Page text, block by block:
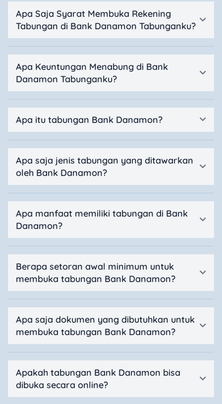
Apa Saja Syarat Membuka Rekening
Tabungan di Bank Danamon Tabunganku?
Apa Keuntungan Menabung di Bank
Danamon Tabunganku?
Apa itu tabungan Bank Danamon?
Apa saja jenis tabungan yang ditawarkan
oleh Bank Danamon?
Apa manfaat memiliki tabungan di Bank
Danamon?
Berapa setoran awal minimum untuk
membuka tabungan Bank Danamon?
Apa saja dokumen yang dibutuhkan untuk
membuka tabungan Bank Danamon?
Apakah tabungan Bank Danamon bisa
dibuka secara online?